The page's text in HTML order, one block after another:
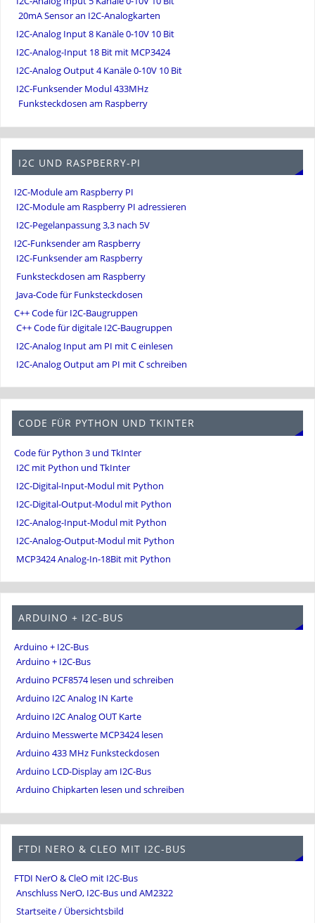
20mA Sensor an I2C-Analogkarten
I2C-Analog Input 8 Kanäle 0-10V 10 Bit
I2C-Analog-Input 18 Bit mit MCP3424
I2C-Analog Output 4 Kanäle 0-10V 10 Bit
I2C-Funksender Modul 433MHz
Funksteckdosen am Raspberry
I2C UND RASPBERRY-PI
I2C-Module am Raspberry PI
I2C-Module am Raspberry PI adressieren
I2C-Pegelanpassung 3,3 nach 5V
I2C-Funksender am Raspberry
I2C-Funksender am Raspberry
Funksteckdosen am Raspberry
Java-Code für Funksteckdosen
C++ Code für I2C-Baugruppen
C++ Code für digitale I2C-Baugruppen
I2C-Analog Input am PI mit C einlesen
I2C-Analog Output am PI mit C schreiben
CODE FÜR PYTHON UND TKINTER
Code für Python 3 und TkInter
I2C mit Python und TkInter
I2C-Digital-Input-Modul mit Python
I2C-Digital-Output-Modul mit Python
I2C-Analog-Input-Modul mit Python
I2C-Analog-Output-Modul mit Python
MCP3424 Analog-In-18Bit mit Python
ARDUINO + I2C-BUS
Arduino + I2C-Bus
Arduino + I2C-Bus
Arduino PCF8574 lesen und schreiben
Arduino I2C Analog IN Karte
Arduino I2C Analog OUT Karte
Arduino Messwerte MCP3424 lesen
Arduino 433 MHz Funksteckdosen
Arduino LCD-Display am I2C-Bus
Arduino Chipkarten lesen und schreiben
FTDI NERO & CLEO MIT I2C-BUS
FTDI NerO & CleO mit I2C-Bus
Anschluss NerO, I2C-Bus und AM2322
Startseite / Übersichtsbild